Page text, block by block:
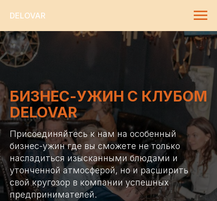
DELOVAR
БИЗНЕС-УЖИН С КЛУБОМ
DELOVAR
Присоединяйтесь к нам на особенный
бизнес-ужин где вы сможете не только
насладиться изысканными блюдами и
утонченной атмосферой, но и расширить
свой кругозор в компании успешных
предпринимателей.